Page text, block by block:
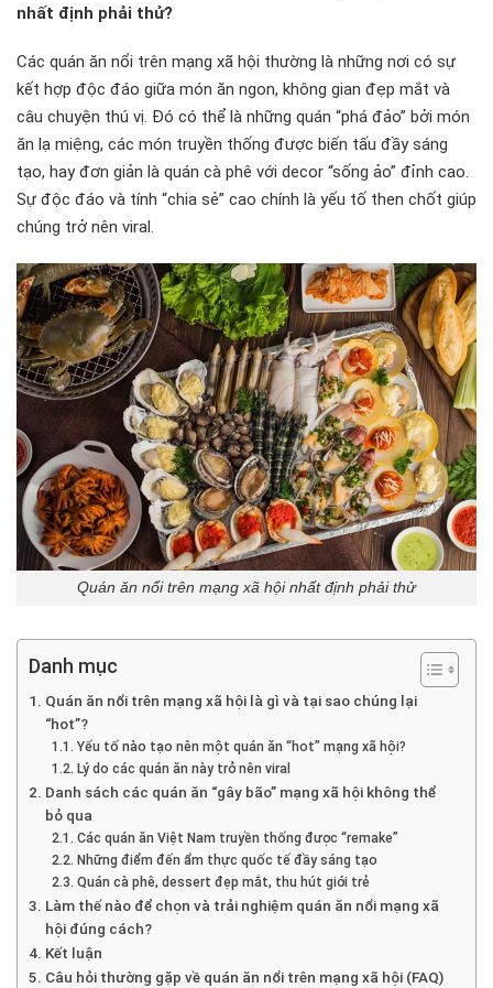
nhất định phải thử?
Các quán ăn nổi trên mạng xã hội thường là những nơi có sự
kết hợp độc đáo giữa món ăn ngon, không gian đẹp mắt và
câu chuyện thú vị. Đó có thể là những quán “phá đảo” bởi món
ăn lạ miệng, các món truyền thống được biến tấu đầy sáng
tạo, hay đơn giản là quán cà phê với decor “sống ảo” đỉnh cao.
Sự độc đáo và tính “chia sẻ” cao chính là yếu tố then chốt giúp
chúng trở nên viral.
Quán ăn nổi trên mạng xã hội nhất định phải thử
Danh mục
Quán ăn nổi trên mạng xã hội là gì và tại sao chúng lại
“hot”?
Yếu tố nào tạo nên một quán ăn “hot” mạng xã hội?
Lý do các quán ăn này trở nên viral
Danh sách các quán ăn “gây bão” mạng xã hội không thể
bỏ qua
Các quán ăn Việt Nam truyền thống được “remake”
Những điểm đến ẩm thực quốc tế đầy sáng tạo
Quán cà phê, dessert đẹp mắt, thu hút giới trẻ
Làm thế nào để chọn và trải nghiệm quán ăn nổi mạng xã
hội đúng cách?
Kết luận
Câu hỏi thường gặp về quán ăn nổi trên mạng xã hội (FAQ)